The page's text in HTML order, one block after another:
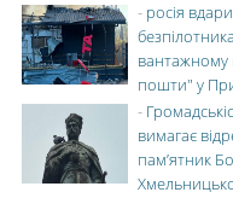
- росія
вантажному
пошти" у
-
вимагає
пам’ятник